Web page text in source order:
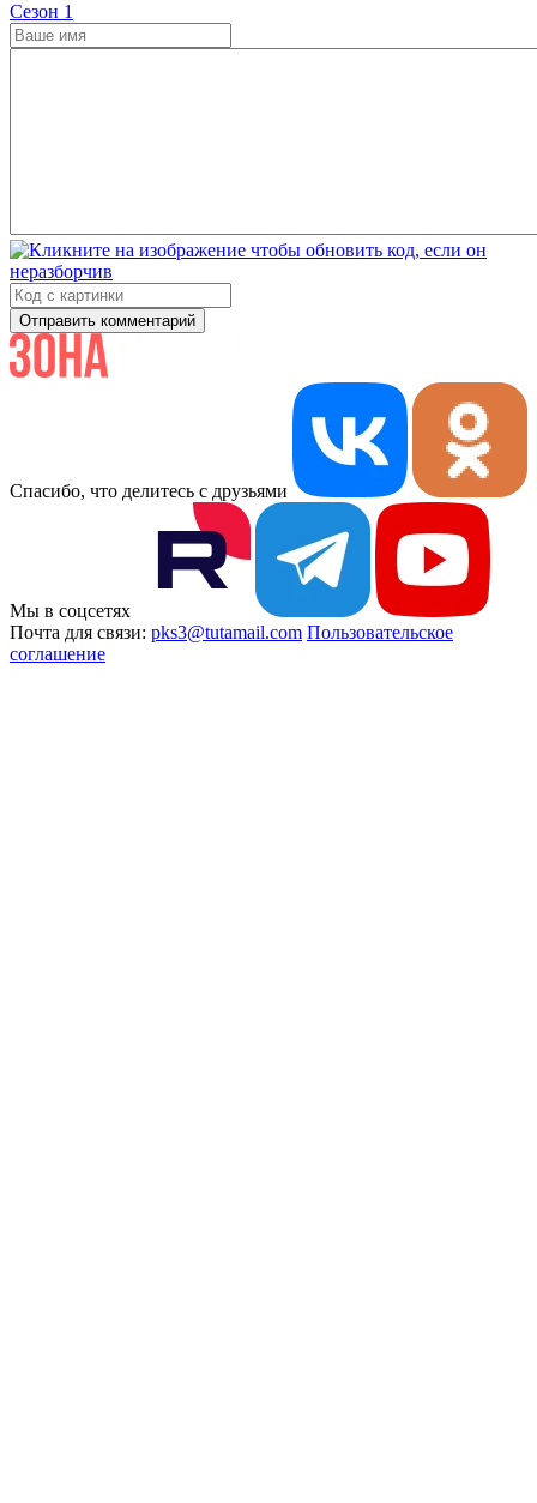
Cезон 1
Отправить комментарий
Спасибо, что делитесь с друзьями
Мы в соцсетях
Почта для связи: pks3@tutamail.com Пользовательское
соглашение